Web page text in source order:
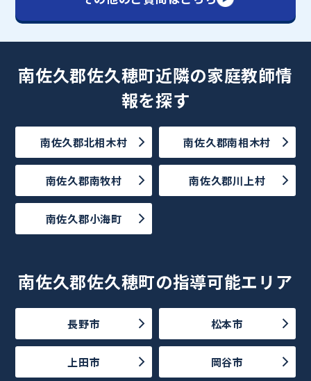
南佐久郡佐久穂町近隣の家庭教師情
報を探す
南佐久郡北相木村 南佐久郡南相木村
南佐久郡南牧村 南佐久郡川上村
南佐久郡小海町
南佐久郡佐久穂町の指導可能エリア
長野市 松本市
上田市 岡谷市